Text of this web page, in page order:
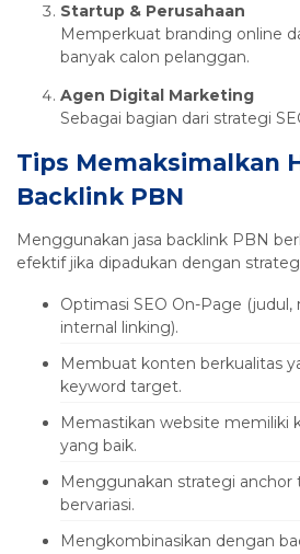
Startup & Perusahaan
Memperkuat branding online
banyak calon pelanggan.
Agen Digital Marketing
Sebagai bagian dari strategi
Tips Memaksimalkan
Backlink PBN
Menggunakan jasa backlink PBN
efektif jika dipadukan dengan
Optimasi SEO On-Page (judul,
internal linking).
Membuat konten berkualitas
keyword target.
Memastikan website memiliki
yang baik.
Menggunakan strategi anchor
bervariasi.
Mengkombinasikan dengan